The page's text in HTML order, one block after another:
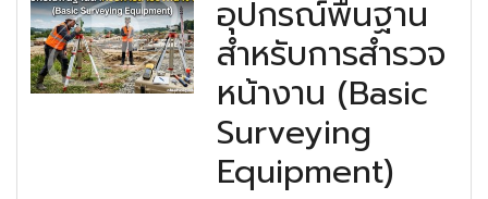
อุปกรณ์พื้นฐาน
สำหรับการสำรวจ
หน้างาน (Basic
Surveying
Equipment)